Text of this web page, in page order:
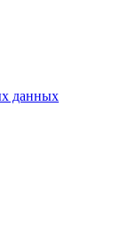
данных